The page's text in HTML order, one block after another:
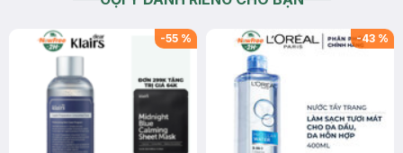
-55 % -43 %